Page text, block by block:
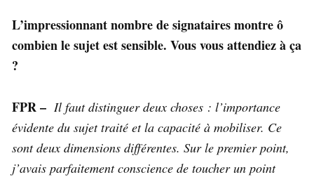
L’impressionnant nombre de signataires montre ô
combien le sujet est sensible. Vous vous attendiez à ça
?
FPR – Il faut distinguer deux choses : l’importance
évidente du sujet traité et la capacité à mobiliser. Ce
sont deux dimensions différentes. Sur le premier point,
j’avais parfaitement conscience de toucher un point